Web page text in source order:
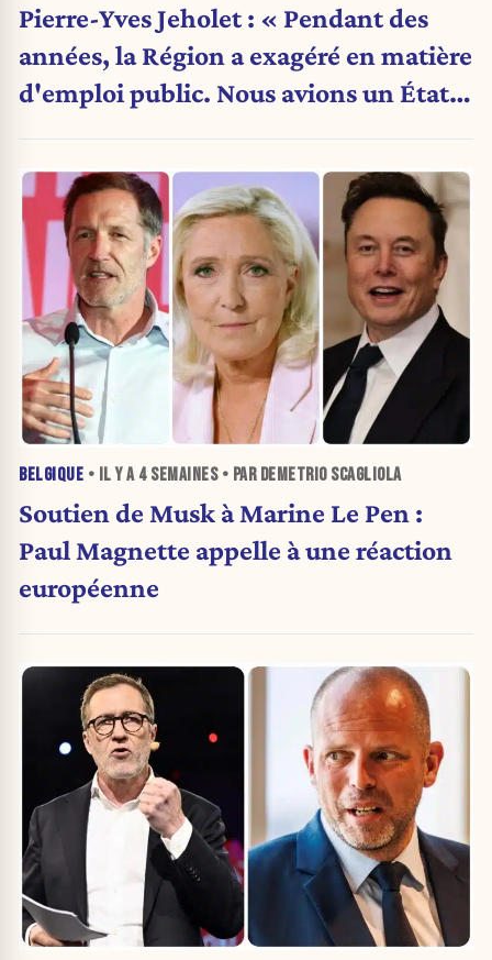
Pierre-Yves Jeholet : « Pendant des
années, la Région a exagéré en matière
d'emploi public. Nous avions un État
BELGIQUE • IL Y A 4 SEMAINES• PAR DEMETRIO SCAGLIOLA
Soutien de Musk à Marine Le Pen :
Paul Magnette appelle à une réaction
européenne